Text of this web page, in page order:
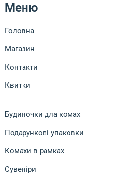
Меню
Головна
Магазин
Контакти
Квитки
Будиночки дла комах
Подарункові упаковки
Комахи в рамках
Сувеніри